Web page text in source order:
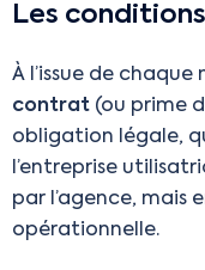
Les
À l’issue de
contrat (ou prime
obligation légale,
l’entreprise
par l’agence, mais
opérationnelle.